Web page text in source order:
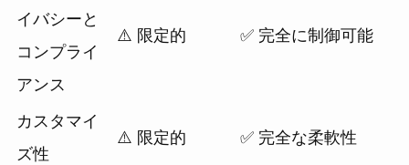
イバシーと
コンプライ
アンス
⚠️ 限定的 ✅ 完全に制御可能
カスタマイ
ズ性
⚠️ 限定的 ✅ 完全な柔軟性